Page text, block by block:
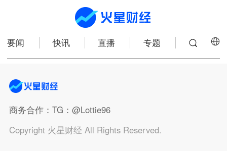
要闻 快讯 直播 专题
商务合作：TG：@Lottie96
Copyright 火星财经 All Rights Reserved.